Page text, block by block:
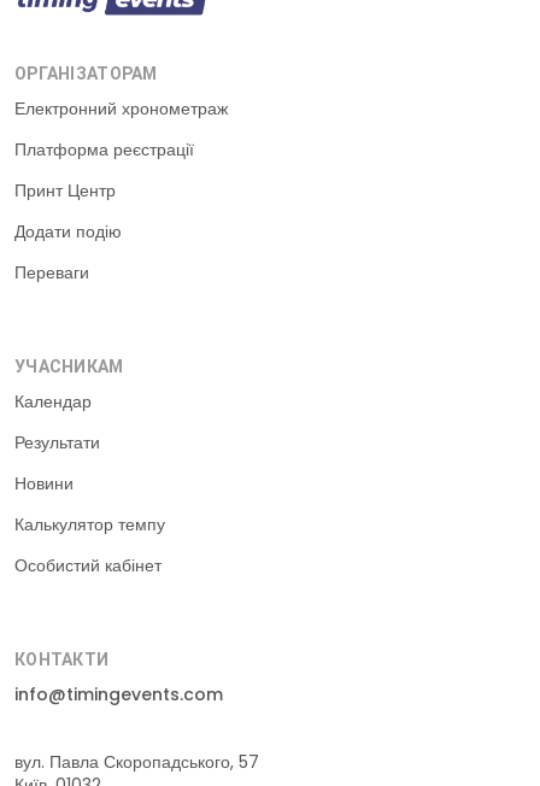
ОРГАНІЗАТОРАМ
Електронний хронометраж
Платформа реєстрації
Принт Центр
Додати подію
Переваги
УЧАСНИКАМ
Календар
Результати
Новини
Калькулятор темпу
Особистий кабінет
КОНТАКТИ
info@timingevents.com
вул. Павла Скоропадського, 57